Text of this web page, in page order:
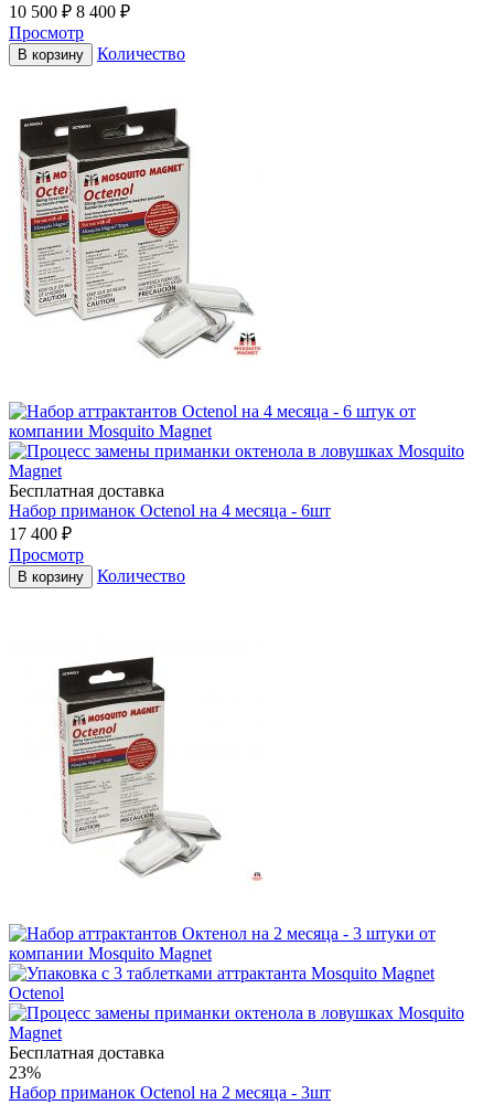
10 500 ₽ 8 400 ₽
Просмотр
В корзину Количество
Бесплатная доставка
Набор приманок Octenol на 4 месяца - 6шт
17 400 ₽
Просмотр
В корзину Количество
Бесплатная доставка
23%
Набор приманок Octenol на 2 месяца - 3шт